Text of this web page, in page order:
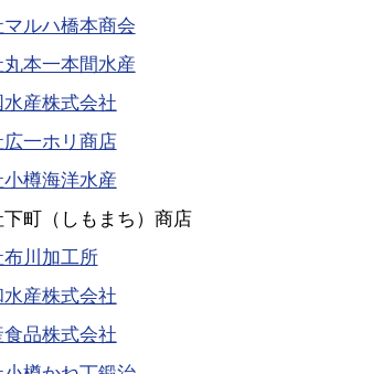
ルハ橋本商会
本一本間水産
産株式会社
一ホリ商店
樽海洋水産
町（しもまち）商店
川加工所
産株式会社
品株式会社